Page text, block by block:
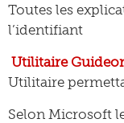
Toutes les
l’identifiant
Utilitaire
Utilitaire
Selon Microsoft